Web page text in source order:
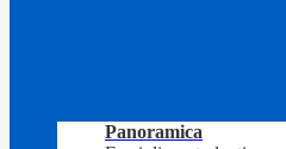
Panoramica